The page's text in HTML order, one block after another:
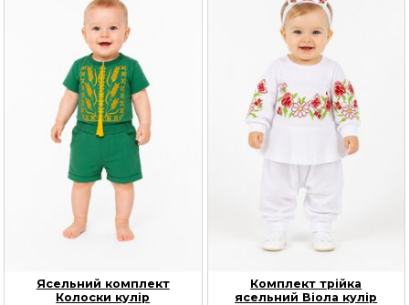
Ясельний комплект
Колоски кулір
Комплект трійка
ясельний Віола кулір